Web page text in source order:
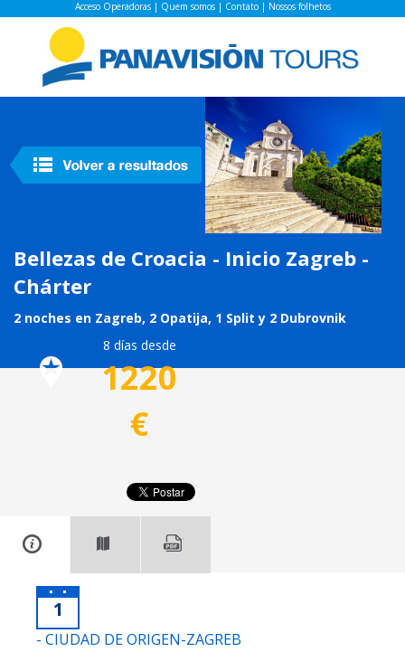
Acceso Operadoras| Quem somos| Contato| Nossos folhetos
Bellezas de Croacia - Inicio Zagreb -
Chárter
2 noches en Zagreb, 2 Opatija, 1 Split y 2 Dubrovnik
8 días desde
1220
€
1
- CIUDAD DE ORIGEN-ZAGREB